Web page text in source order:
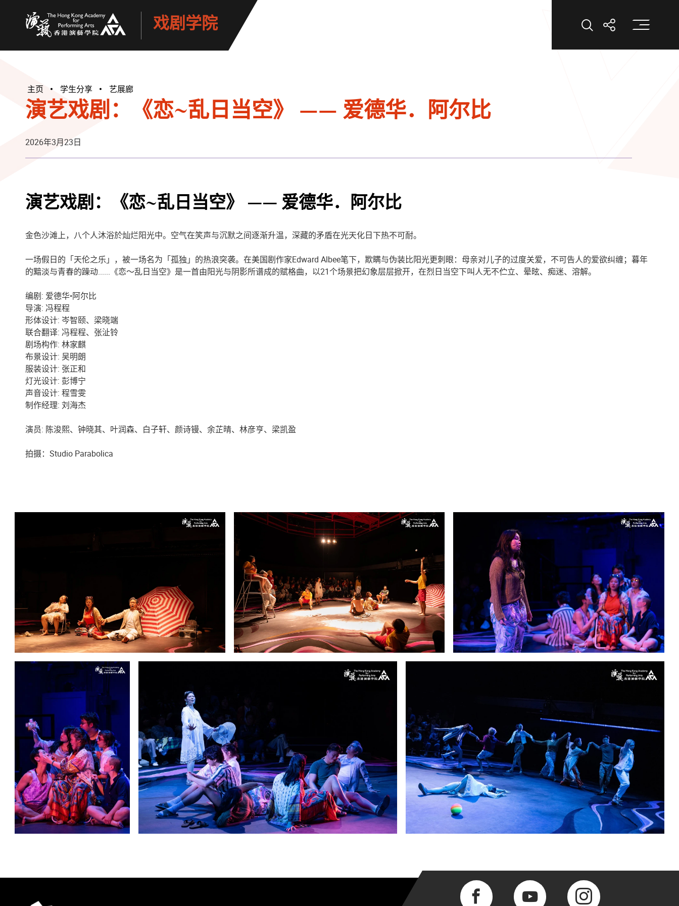
戏剧学院 打开搜索打开分享打
主页 学生分享 艺展廊
演艺戏剧：《恋~乱日当空》 —— 爱德华．阿尔比
2026年3月23日
演艺戏剧：《恋~乱日当空》 —— 爱德华．阿尔比
金色沙滩上，八个人沐浴於灿烂阳光中。空气在笑声与沉默之间逐渐升温，深藏的矛盾在光天化日下热不可耐。
一场假日的「天伦之乐」，被一场名为「孤独」的热浪突袭。在美国剧作家Edward Albee笔下，欺瞒与伪装比阳光更刺眼：母亲对儿子的过度关爱，不可告人的爱欲纠缠；暮年
的黯淡与青春的躁动......《恋～乱日当空》是一首由阳光与阴影所谱成的赋格曲，以21个场景把幻象层层掀开，在烈日当空下叫人无不伫立、晕昡、痴迷、溶解。
编剧: 爱德华•阿尔比
导演: 冯程程
形体设计: 岑智颐、梁晓端
联合翻译: 冯程程、张沚铃
剧场构作: 林家麒
布景设计: 吴明朗
服装设计: 张正和
灯光设计: 彭博宁
声音设计: 程雪雯
制作经理: 刘海杰
演员: 陈浚熙、钟晓其、叶润森、白子轩、颜诗镘、余芷晴、林彦亨、梁凯盈
拍摄：Studio Parabolica